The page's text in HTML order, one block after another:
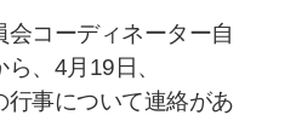
コーディネーター自
、 4月 19日、
行事について連絡があ